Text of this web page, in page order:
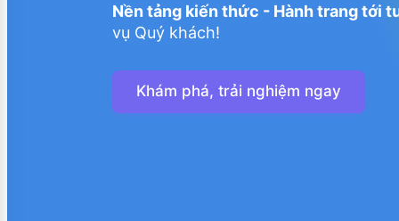
Nền tảng kiến thức - Hành trang tới
vụ Quý khách!
Khám phá, trải nghiệm ngay